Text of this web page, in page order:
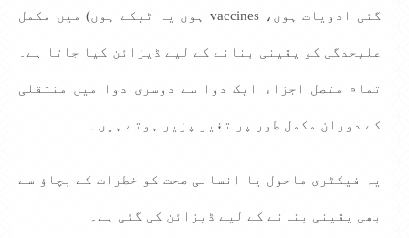
گئی ادویات ہوں، vaccines ہوں یا ٹیکے ہوں) میں مکمل
علیحدگی کو یقینی بنانے کے لیے ڈیزائن کیا جاتا ہے۔
تمام متصل اجزاء ایک دوا سے دوسری دوا میں منتقلی
کے دوران مکمل طور پر تغیر پزیر ہوتے ہیں۔
یہ فیکٹری ماحول یا انسانی صحت کو خطرات کے بچاؤ سے
بھی یقینی بنانے کے لیے ڈیزائن کی گئی ہے۔